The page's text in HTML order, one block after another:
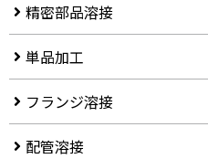
精密部品溶接
単品加工
フランジ溶接
配管溶接